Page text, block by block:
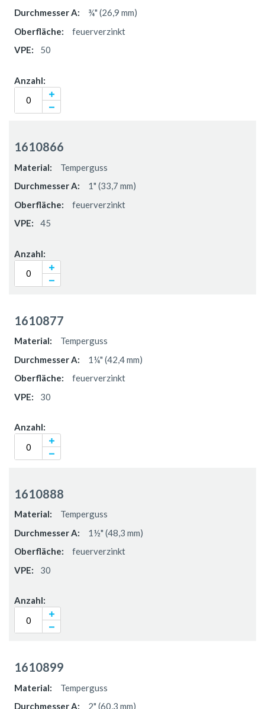
¾" (26,9 mm)
feuerverzinkt
50
1610866
Temperguss
1" (33,7 mm)
feuerverzinkt
45
1610877
Temperguss
1¼" (42,4 mm)
feuerverzinkt
30
1610888
Temperguss
1½" (48,3 mm)
feuerverzinkt
30
1610899
Temperguss
2" (60,3 mm)